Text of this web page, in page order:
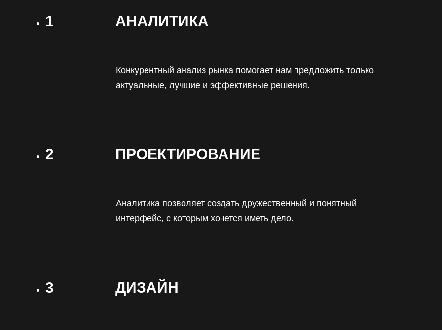
1 АНАЛИТИКА
Конкурентный анализ рынка помогает нам предложить только
актуальные, лучшие и эффективные решения.
2 ПРОЕКТИРОВАНИЕ
Аналитика позволяет создать дружественный и понятный
интерфейс, с которым хочется иметь дело.
3 ДИЗАЙН